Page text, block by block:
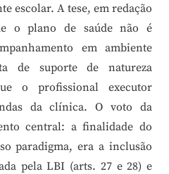
escolar. A tese, em redação
o plano de saúde não é
em ambiente
de suporte de natureza
o profissional executor
da clínica. O voto da
central: a finalidade do
paradigma, era a inclusão
pela LBI (arts. 27 e 28) e